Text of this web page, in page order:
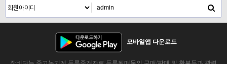
모바일앱 다운로드